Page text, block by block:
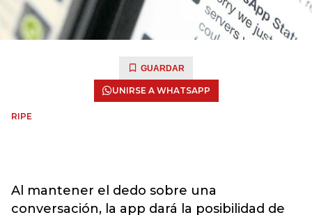
GUARDAR
UNIRSE A WHATSAPP
RIPE
Al mantener el dedo sobre una
conversación, la app dará la posibilidad de